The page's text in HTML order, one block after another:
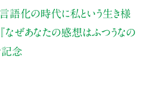
言語化の時代に私という生き様
『なぜあなたの感想はふつうなの
記念